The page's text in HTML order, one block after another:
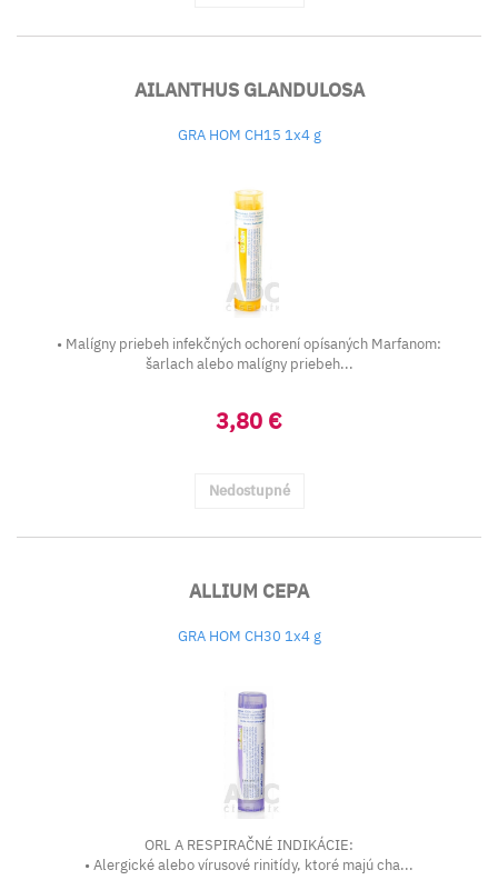
AILANTHUS GLANDULOSA
GRA HOM CH15 1x4 g
• Malígny priebeh infekčných ochorení opísaných Marfanom:
šarlach alebo malígny priebeh...
3,80 €
Nedostupné
ALLIUM CEPA
GRA HOM CH30 1x4 g
ORL A RESPIRAČNÉ INDIKÁCIE:
• Alergické alebo vírusové rinitídy, ktoré majú cha...